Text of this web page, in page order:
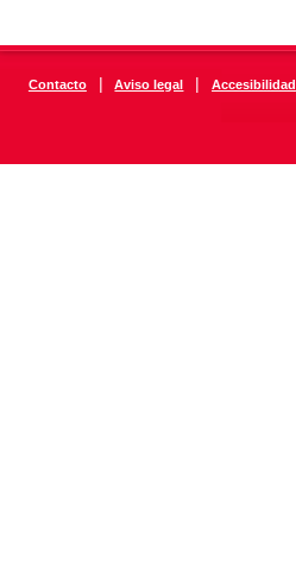
Contacto | Aviso legal | Accesibilidad